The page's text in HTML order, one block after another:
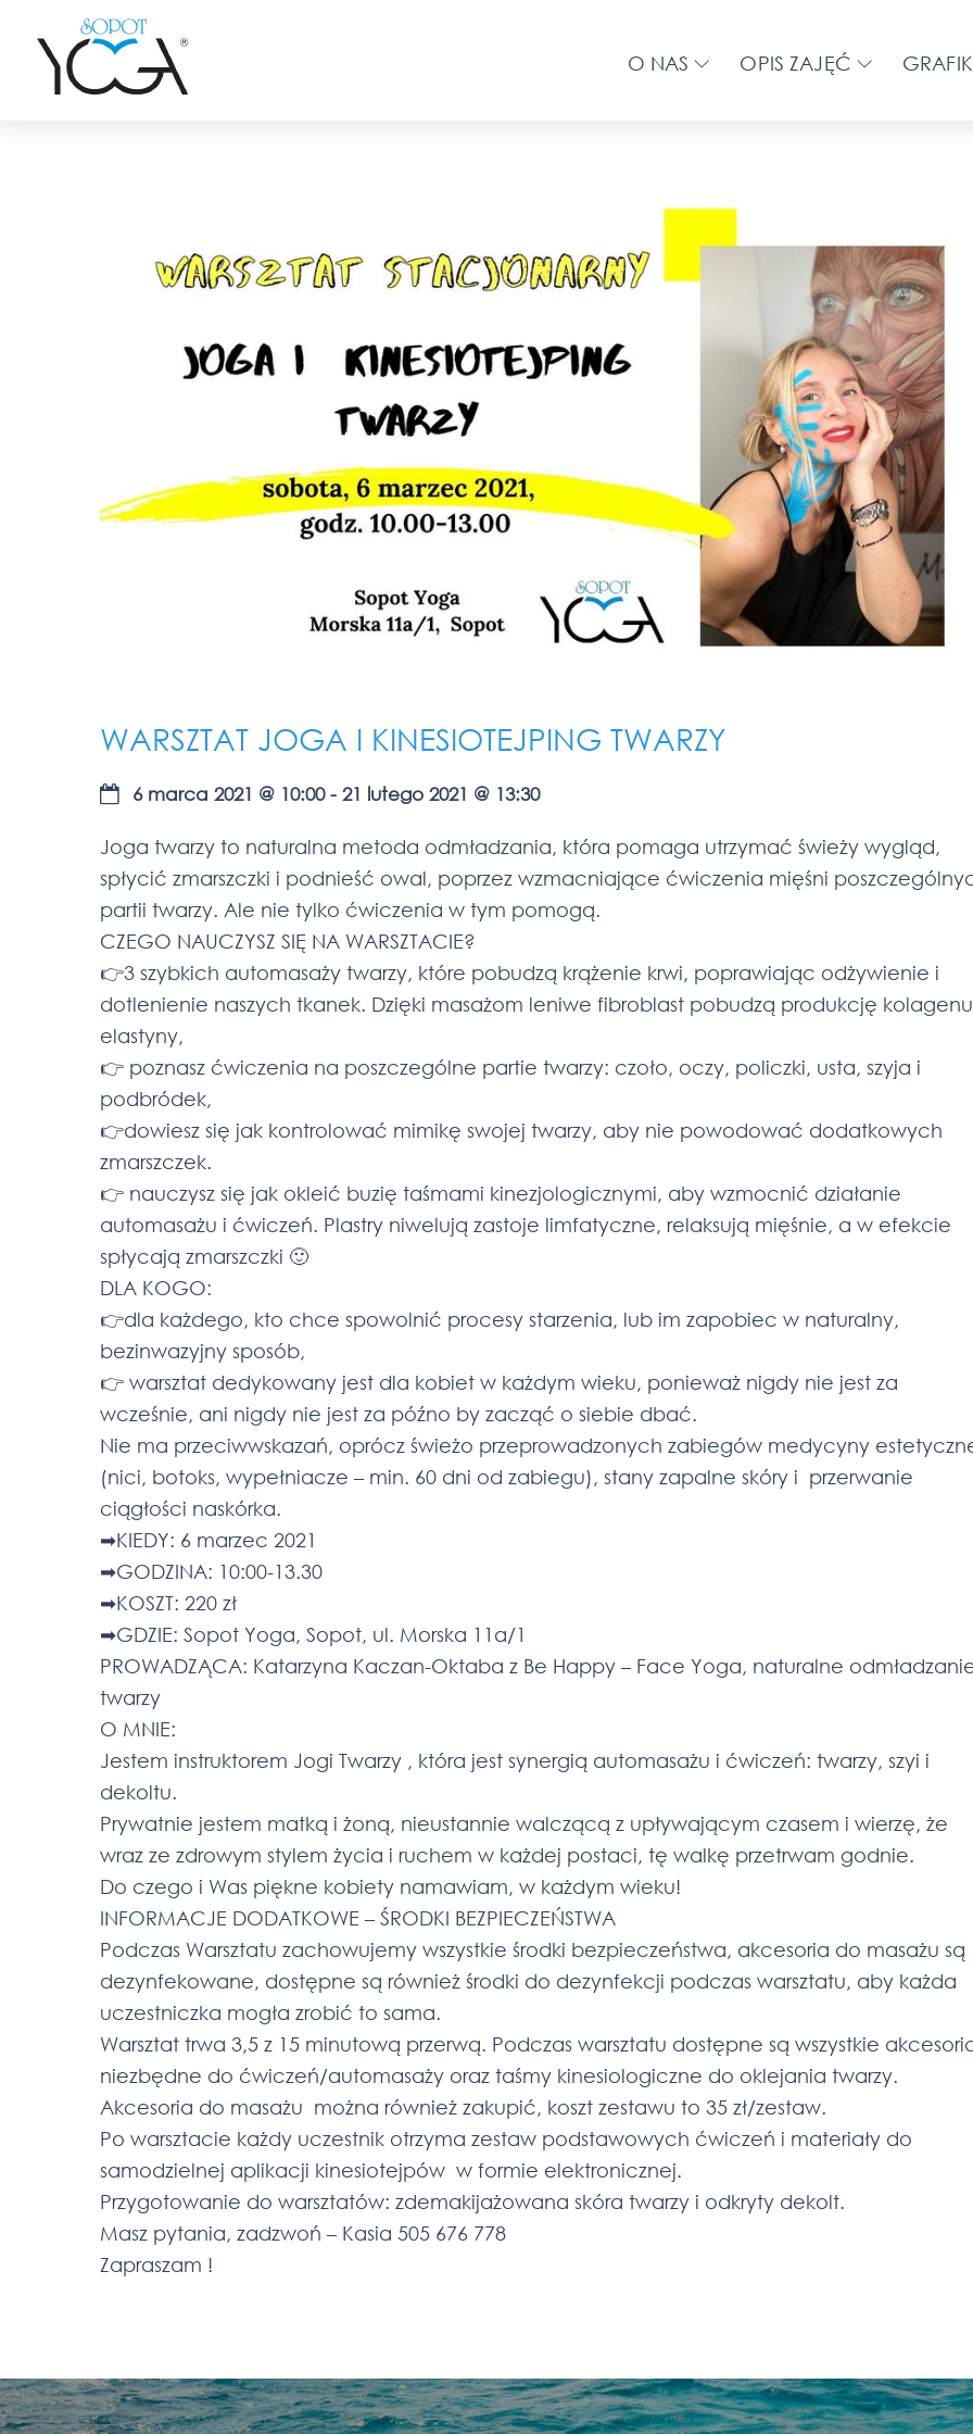
O NAS OPIS ZAJĘĆ GRAFIK
WARSZTAT JOGA I KINESIOTEJPING TWARZY
6 marca 2021 @ 10:00-21 lutego 2021 @ 13:30
Joga twarzy to naturalna metoda odmładzania, która pomaga utrzymać świeży wygląd,
spłycić zmarszczki i podnieść owal, poprzez wzmacniające ćwiczenia mięśni
partii twarzy. Ale nie tylko ćwiczenia w tym pomogą.
CZEGO NAUCZYSZ SIĘ NA WARSZTACIE?
👉3 szybkich automasaży twarzy, które pobudzą krążenie krwi, poprawiając odżywienie i
dotlenienie naszych tkanek. Dzięki masażom leniwe fibroblast pobudzą produkcję
elastyny,
👉 poznasz ćwiczenia na poszczególne partie twarzy: czoło, oczy, policzki, usta, szyja i
podbródek,
👉dowiesz się jak kontrolować mimikę swojej twarzy, aby nie powodować dodatkowych
zmarszczek.
👉 nauczysz się jak okleić buzię taśmami kinezjologicznymi, aby wzmocnić działanie
automasażu i ćwiczeń. Plastry niwelują zastoje limfatyczne, relaksują mięśnie, a w efekcie
spłycają zmarszczki 🙂
DLA KOGO:
👉dla każdego, kto chce spowolnić procesy starzenia, lub im zapobiec w naturalny,
bezinwazyjny sposób,
👉 warsztat dedykowany jest dla kobiet w każdym wieku, ponieważ nigdy nie jest za
wcześnie, ani nigdy nie jest za późno by zacząć o siebie dbać.
Nie ma przeciwwskazań, oprócz świeżo przeprowadzonych zabiegów medycyny
(nici, botoks, wypełniacze – min. 60 dni od zabiegu), stany zapalne skóry i przerwanie
ciągłości naskórka.
➡KIEDY: 6 marzec 2021
➡GODZINA: 10:00-13.30
➡KOSZT: 220 zł
➡GDZIE: Sopot Yoga, Sopot, ul. Morska 11a/1
PROWADZĄCA: Katarzyna Kaczan-Oktaba z Be Happy – Face Yoga, naturalne
twarzy
O MNIE:
Jestem instruktorem Jogi Twarzy , która jest synergią automasażu i ćwiczeń: twarzy, szyi i
dekoltu.
Prywatnie jestem matką i żoną, nieustannie walczącą z upływającym czasem i wierzę, że
wraz ze zdrowym stylem życia i ruchem w każdej postaci, tę walkę przetrwam godnie.
Do czego i Was piękne kobiety namawiam, w każdym wieku!
INFORMACJE DODATKOWE – ŚRODKI BEZPIECZEŃSTWA
Podczas Warsztatu zachowujemy wszystkie środki bezpieczeństwa, akcesoria do masażu są
dezynfekowane, dostępne są również środki do dezynfekcji podczas warsztatu, aby każda
uczestniczka mogła zrobić to sama.
Warsztat trwa 3,5 z 15 minutową przerwą. Podczas warsztatu dostępne są wszystkie
niezbędne do ćwiczeń/automasaży oraz taśmy kinesiologiczne do oklejania twarzy.
Akcesoria do masażu można również zakupić, koszt zestawu to 35 zł/zestaw.
Po warsztacie każdy uczestnik otrzyma zestaw podstawowych ćwiczeń i materiały do
samodzielnej aplikacji kinesiotejpów w formie elektronicznej.
Przygotowanie do warsztatów: zdemakijażowana skóra twarzy i odkryty dekolt.
Masz pytania, zadzwoń – Kasia 505 676 778
Zapraszam !